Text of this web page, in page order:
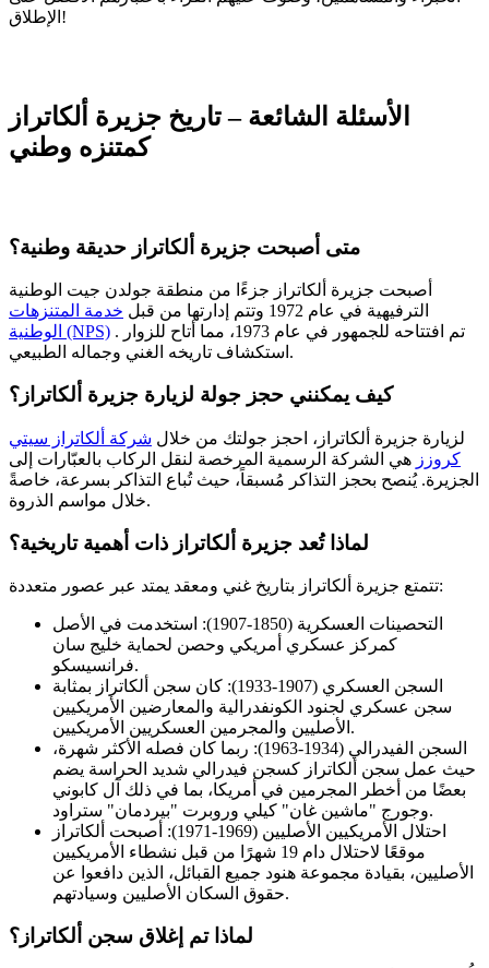
الإطلاق!
الأسئلة الشائعة – تاريخ جزيرة ألكاتراز
كمتنزه وطني
متى أصبحت جزيرة ألكاتراز حديقة وطنية؟
أصبحت جزيرة ألكاتراز جزءًا من منطقة جولدن جيت الوطنية
الترفيهية في عام 1972 وتتم إدارتها من قبل
خدمة المتنزهات
الوطنية (NPS) . تم افتتاحه للجمهور في عام 1973، مما أتاح للزوار
استكشاف تاريخه الغني وجماله الطبيعي.
كيف يمكنني حجز جولة لزيارة جزيرة ألكاتراز؟
لزيارة جزيرة ألكاتراز، احجز جولتك من خلال شركة ألكاتراز سيتي
كروزز هي الشركة الرسمية المرخصة لنقل الركاب بالعبّارات إلى
الجزيرة. يُنصح بحجز التذاكر مُسبقاً، حيث تُباع التذاكر بسرعة، خاصةً
خلال مواسم الذروة.
لماذا تُعد جزيرة ألكاتراز ذات أهمية تاريخية؟
تتمتع جزيرة ألكاتراز بتاريخ غني ومعقد يمتد عبر عصور متعددة:
التحصينات العسكرية (1850-1907): استخدمت في الأصل
كمركز عسكري أمريكي وحصن لحماية خليج سان
فرانسيسكو.
السجن العسكري (1907-1933): كان سجن ألكاتراز بمثابة
سجن عسكري لجنود الكونفدرالية والمعارضين الأمريكيين
الأصليين والمجرمين العسكريين الأمريكيين.
السجن الفيدرالي (1934-1963): ربما كان فصله الأكثر شهرة،
حيث عمل سجن ألكاتراز كسجن فيدرالي شديد الحراسة يضم
بعضًا من أخطر المجرمين في أمريكا، بما في ذلك آل كابوني
وجورج "ماشين غان" كيلي وروبرت "بيردمان" ستراود.
احتلال الأمريكيين الأصليين (1969-1971): أصبحت ألكاتراز
موقعًا لاحتلال دام 19 شهرًا من قبل نشطاء الأمريكيين
الأصليين، بقيادة مجموعة هنود جميع القبائل، الذين دافعوا عن
حقوق السكان الأصليين وسيادتهم.
لماذا تم إغلاق سجن ألكاتراز؟